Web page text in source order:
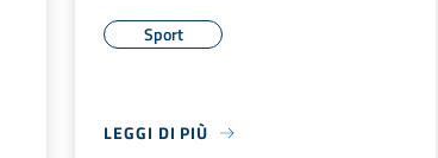
Sport
LEGGI DI PIÙ